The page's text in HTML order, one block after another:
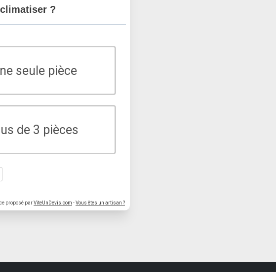
?
seule pièce
de 3 pièces
proposé parViteUnDevis.com -Vous êtes un artisan ?